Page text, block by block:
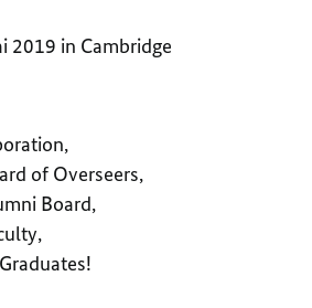
2019 in Cambridge
of Overseers,
Board,